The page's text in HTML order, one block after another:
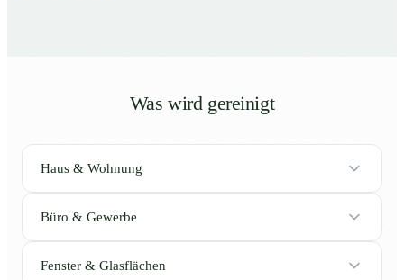
Was wird gereinigt
Haus & Wohnung
Büro & Gewerbe
Fenster & Glasflächen